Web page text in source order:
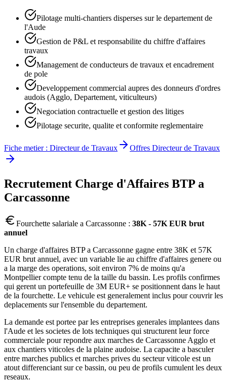
Pilotage multi-chantiers disperses sur le departement de
l'Aude
Gestion de P&L et responsabilite du chiffre d'affaires
travaux
Management de conducteurs de travaux et encadrement
de pole
Developpement commercial aupres des donneurs d'ordres
audois (Agglo, Departement, viticulteurs)
Negociation contractuelle et gestion des litiges
Pilotage securite, qualite et conformite reglementaire
Fiche metier : Directeur de Travaux Offres Directeur de Travaux
Recrutement Charge d'Affaires BTP a
Carcassonne
Fourchette salariale a Carcassonne : 38K - 57K EUR brut
annuel
Un charge d'affaires BTP a Carcassonne gagne entre 38K et 57K
EUR brut annuel, avec un variable lie au chiffre d'affaires genere ou
a la marge des operations, soit environ 7% de moins qu'a
Montpellier compte tenu de la taille du bassin. Les profils confirmes
qui gerent un portefeuille de 3M EUR+ se positionnent dans le haut
de la fourchette. Le vehicule est generalement inclus pour couvrir les
deplacements sur l'ensemble du departement.
La demande est portee par les entreprises generales implantees dans
l'Aude et les societes de lots techniques qui structurent leur force
commerciale pour repondre aux marches de Carcassonne Agglo et
aux chantiers viticoles de la plaine audoise. La capacite a basculer
entre marches publics et marches prives du secteur viticole est un
atout differenciant sur ce bassin, ou peu de profils cumulent les deux
reseaux.